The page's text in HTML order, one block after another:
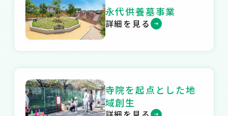
永代供養墓事業
詳細を見る
寺院を起点とした地
域創生